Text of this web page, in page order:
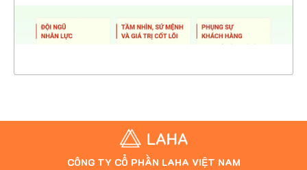
XEM THỰC TẾ
CÔNG TY CỔ PHẦN LAHA VIỆT NAM